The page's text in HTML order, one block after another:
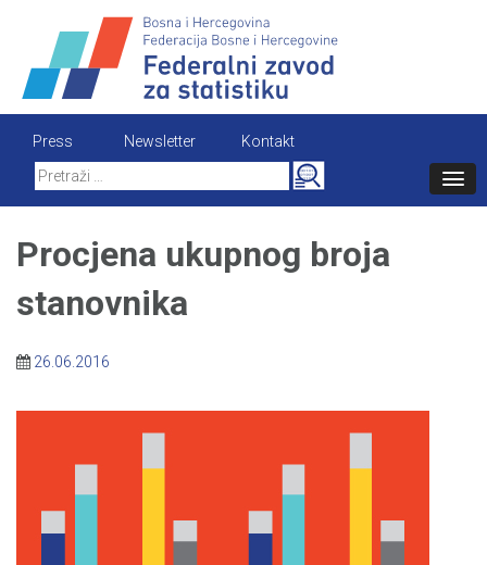
content
Press Newsletter
Kontakt
Search
for:
Procjena ukupnog broja
stanovnika
26.06.2016